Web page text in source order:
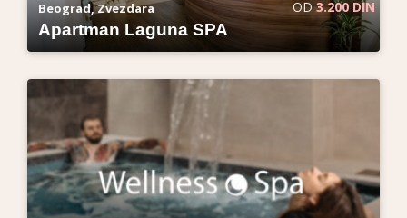
Beograd, Zvezdara
Apartman Laguna SPA
OD3.200 DIN